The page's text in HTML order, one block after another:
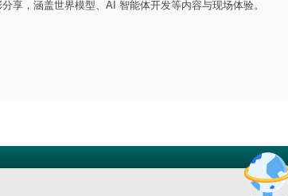
享，涵盖世界模型、AI 智能体开发等内容与现场体验。